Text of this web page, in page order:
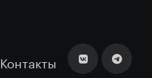
Контакты